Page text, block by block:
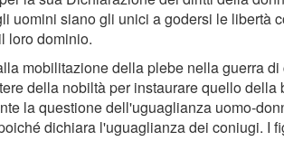
uomini siano gli unici a godersi le libertà
loro dominio.
mobilitazione della plebe nella guerra
della nobiltà per instaurare quello della
la questione dell'uguaglianza uomo-
dichiara l'uguaglianza dei coniugi. I